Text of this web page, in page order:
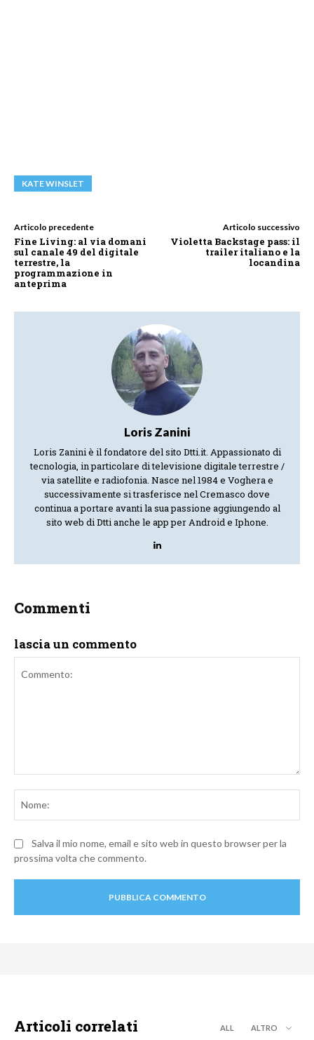
KATE WINSLET
Articolo precedente
Fine Living: al via domani
sul canale 49 del digitale
terrestre, la
programmazione in
anteprima
Articolo successivo
Violetta Backstage pass: il
trailer italiano e la
locandina
Loris Zanini
Loris Zanini è il fondatore del sito Dtti.it. Appassionato di
tecnologia, in particolare di televisione digitale terrestre /
via satellite e radiofonia. Nasce nel 1984 e Voghera e
successivamente si trasferisce nel Cremasco dove
continua a portare avanti la sua passione aggiungendo al
sito web di Dtti anche le app per Android e Iphone.
Commenti
lascia un commento
Salva il mio nome, email e sito web in questo browser per la
prossima volta che commento.
Articoli correlati ALL ALTRO